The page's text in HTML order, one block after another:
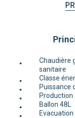
Chaudière
sanitaire
Classe
Puissance
Production
Ballon 48L